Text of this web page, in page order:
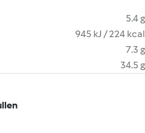
5.4 g
945 kJ / 224 kcal
7.3 g
34.5 g